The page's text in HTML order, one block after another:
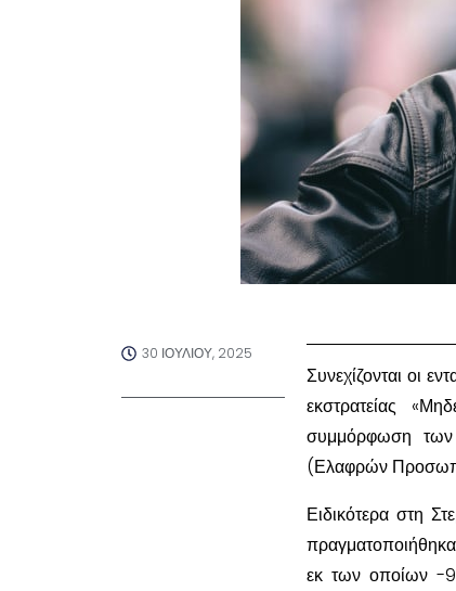
30 ΙΟΥΛΊΟΥ, 2025
Συνεχίζονται οι
εκστρατείας
συμμόρφωση
(Ελαφρών
Ειδικότερα στη
εκ των οποίων -